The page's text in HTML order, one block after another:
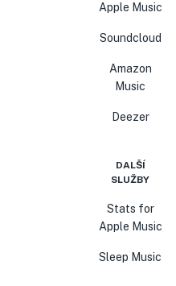
Apple Music
Soundcloud
Amazon
Music
Deezer
DALŠÍ
SLUŽBY
Stats for
Apple Music
Sleep Music